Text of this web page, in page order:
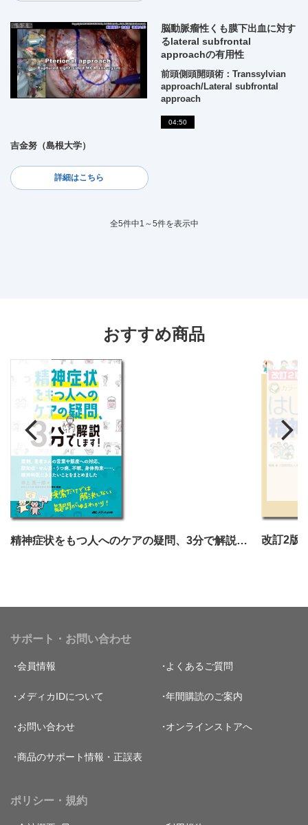
脳動脈瘤性くも膜下出血に対す
るlateral subfrontal
approachの有用性
前頭側頭開頭術：Transsylvian
approach/Lateral subfrontal
approach
04:50
吉金努（島根大学）
詳細はこちら
全5件中1～5件を表示中
おすすめ商品
精神症状をもつ人へのケアの疑問、3分で解説します！ 改訂2版
サポート・お問い合わせ
会員情報 よくあるご質問
メディカIDについて 年間購読のご案内
お問い合わせ オンラインストアへ
商品のサポート情報・正誤表
ポリシー・規約